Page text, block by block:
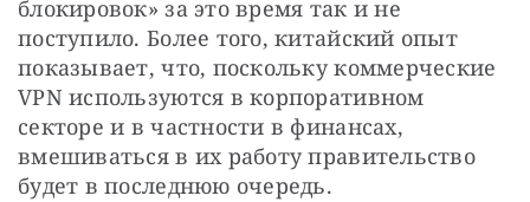
блокировок» за это время так и не
поступило. Более того, китайский опыт
показывает, что, поскольку коммерческие
VPN используются в корпоративном
секторе и в частности в финансах,
вмешиваться в их работу правительство
будет в последнюю очередь.